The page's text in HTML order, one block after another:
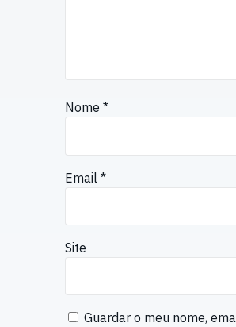
Nome *
Email *
Site
Guardar o meu nome,